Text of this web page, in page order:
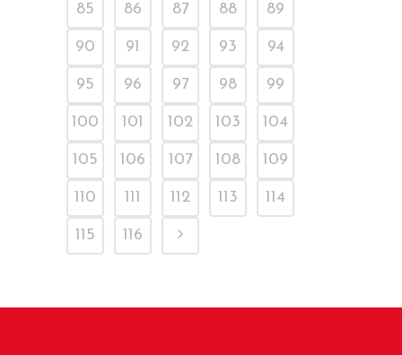
85 86 87 88 89
90 91 92 93 94
95 96 97 98 99
100 101 102 103 104
105 106 107 108 109
110 111 112 113 114
115 116